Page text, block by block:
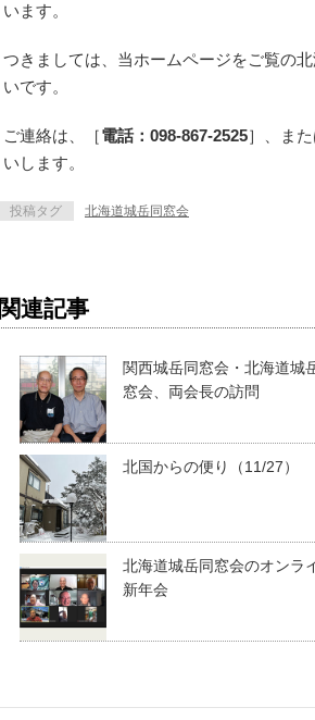
います。
つきましては、当ホームページをご覧の
いです。
ご連絡は、［電話：098-867-2525］、ま
いします。
投稿タグ 北海道城岳同窓会
関連記事
関西城岳同窓会・北海道城
窓会、両会長の訪問
北国からの便り（11/27）
北海道城岳同窓会のオンラ
新年会